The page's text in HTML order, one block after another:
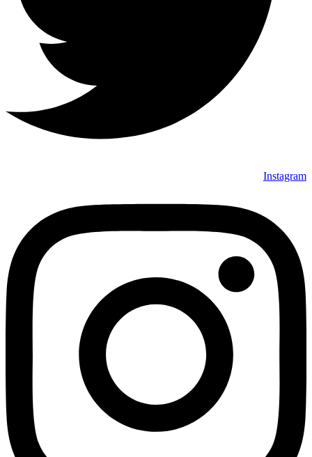
Instagram